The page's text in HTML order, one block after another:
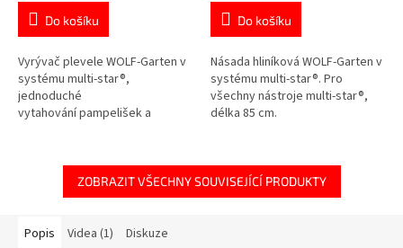
Do košíku
Vyrývač plevele WOLF-Garten v
systému multi-star®,
jednoduché
vytahování pampelišek a
Do košíku
Násada hliníková WOLF-Garten v
systému multi-star®. Pro
všechny nástroje multi-star®,
délka 85 cm.
ZOBRAZIT VŠECHNY SOUVISEJÍCÍ PRODUKTY
Popis Videa (1) Diskuze